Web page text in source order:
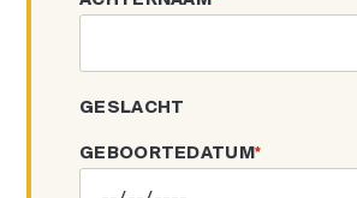
GESLACHT
GEBOORTEDATUM*